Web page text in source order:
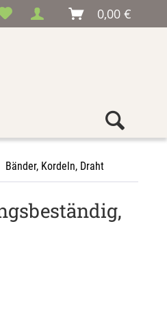
0,00 €
Bänder, Kordeln, Draht